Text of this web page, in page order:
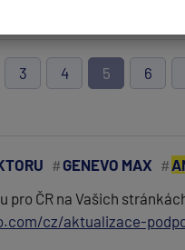
(email bude skrytý- slouží
3 4 5 6
GENEVO MAX
ČR na Vašich
cz/aktualizace-